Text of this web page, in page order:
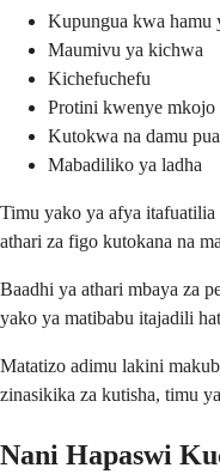
Kupungua kwa hamu
Maumivu ya kichwa
Kichefuchefu
Protini kwenye mkojo
Kutokwa na damu
Mabadiliko ya ladha
Timu yako ya afya
athari za figo kutokana na
Baadhi ya athari mbaya za
yako ya matibabu itajadili
Matatizo adimu lakini
zinasikika za kutisha, timu
Nani Hapaswi